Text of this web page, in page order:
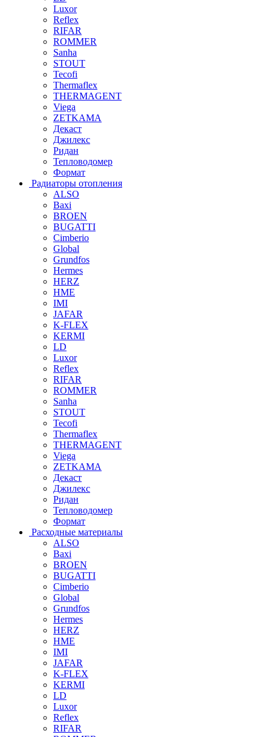
Luxor
Reflex
RIFAR
ROMMER
Sanha
STOUT
Tecofi
Thermaflex
THERMAGENT
Viega
ZETKAMA
Декаст
Джилекс
Ридан
Тепловодомер
Формат
Радиаторы отопления
ALSO
Baxi
BROEN
BUGATTI
Cimberio
Global
Grundfos
Hermes
HERZ
HME
IMI
JAFAR
K-FLEX
KERMI
LD
Luxor
Reflex
RIFAR
ROMMER
Sanha
STOUT
Tecofi
Thermaflex
THERMAGENT
Viega
ZETKAMA
Декаст
Джилекс
Ридан
Тепловодомер
Формат
Расходные материалы
ALSO
Baxi
BROEN
BUGATTI
Cimberio
Global
Grundfos
Hermes
HERZ
HME
IMI
JAFAR
K-FLEX
KERMI
LD
Luxor
Reflex
RIFAR